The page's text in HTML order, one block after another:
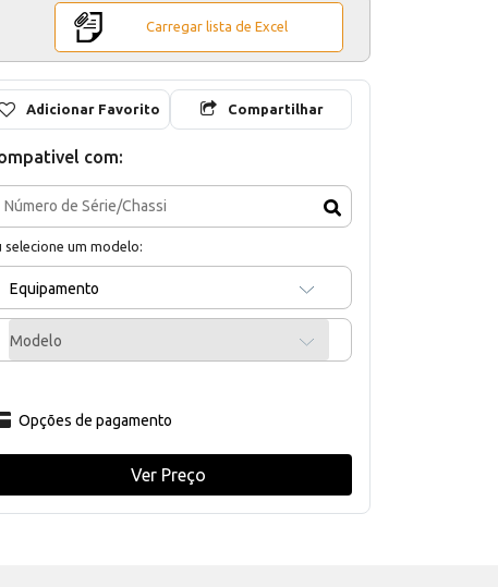
Carregar lista de Excel
Adicionar Favorito Compartilhar
com:
selecione um modelo:
Equipamento
Modelo
Opções de pagamento
Ver Preço